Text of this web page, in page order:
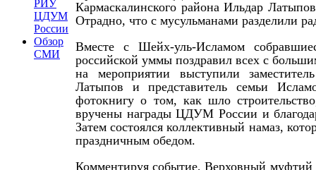
РИУ
ЦДУМ
России
Обзор
СМИ
Кармаскалинского района Ильдар
Отрадно, что с мусульманами разделили
Вместе с Шейх-уль-Исламом
российской уммы поздравил всех с
на мероприятии выступили
Латыпов и представитель семьи
фотокнигу о том, как шло
вручены награды ЦДУМ России и
Затем состоялся коллективный намаз,
праздничным обедом.
Комментируя событие, Верховный муфтий